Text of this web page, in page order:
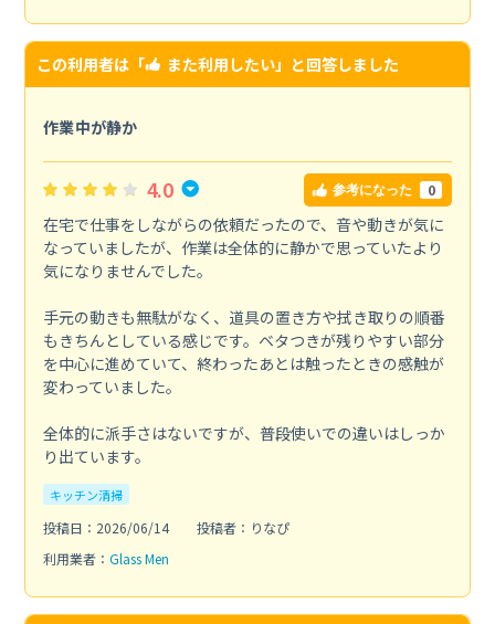
この利用者は「 また利用したい」と回答しました
作業中が静か
4.0 参考になった 0
在宅で仕事をしながらの依頼だったので、音や動きが気に
なっていましたが、作業は全体的に静かで思っていたより
気になりませんでした。
手元の動きも無駄がなく、道具の置き方や拭き取りの順番
もきちんとしている感じです。ベタつきが残りやすい部分
を中心に進めていて、終わったあとは触ったときの感触が
変わっていました。
全体的に派手さはないですが、普段使いでの違いはしっか
り出ています。
キッチン清掃
投稿日：2026/06/14
投稿者：りなぴ
利用業者： Glass Men